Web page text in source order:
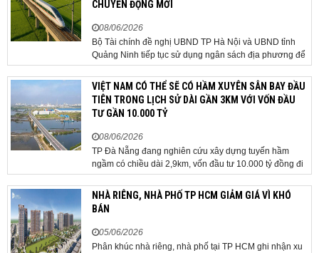
CHUYỂN ĐỘNG MỚI
08/06/2026
Bộ Tài chính đề nghị UBND TP Hà Nội và UBND tỉnh
Quảng Ninh tiếp tục sử dụng ngân sách địa phương để
thực hiện công tác giải phóng mặt bằng đối với phần
tuyến đi qua địa bàn hai địa phương, bảo đảm tiến độ
triển khai. Bộ Tài chính vừa có công văn...
VIỆT NAM CÓ THỂ SẼ CÓ HẦM XUYÊN SÂN BAY ĐẦU
TIÊN TRONG LỊCH SỬ DÀI GẦN 3KM VỚI VỐN ĐẦU
TƯ GẦN 10.000 TỶ
08/06/2026
TP Đà Nẵng đang nghiên cứu xây dựng tuyến hầm
ngầm có chiều dài 2,9km, vốn đầu tư 10.000 tỷ đồng đi
qua sân bay quốc tế. TP Đà Nẵng đang nghiên cứu một
phương án hạ tầng mang tính đột phá khi đề xuất xây
dựng tuyến hầm ngầm xuyên qua khu vực sân...
NHÀ RIÊNG, NHÀ PHỐ TP HCM GIẢM GIÁ VÌ KHÓ
BÁN
05/06/2026
Phân khúc nhà riêng, nhà phố tại TP HCM ghi nhận xu